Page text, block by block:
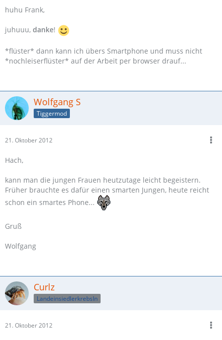
huhu Frank,
juhuuu, danke!
*flüster* dann kann ich übers Smartphone und muss nicht
*nochleiserflüster* auf der Arbeit per browser drauf...
Wolfgang S
Tiggermod
21. Oktober 2012
Hach,
kann man die jungen Frauen heutzutage leicht begeistern.
Früher brauchte es dafür einen smarten Jungen, heute reicht
schon ein smartes Phone...
Gruß
Wolfgang
Curlz
LandeinsiedlerkrebsIn
21. Oktober 2012